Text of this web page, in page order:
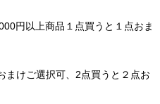
円以上商品１点買うと１点おま
まけご選択可、2点買うと２点お